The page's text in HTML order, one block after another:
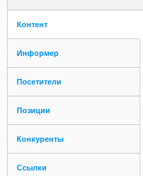
Контент
Информер
Посетители
Позиции
Конкуренты
Ссылки